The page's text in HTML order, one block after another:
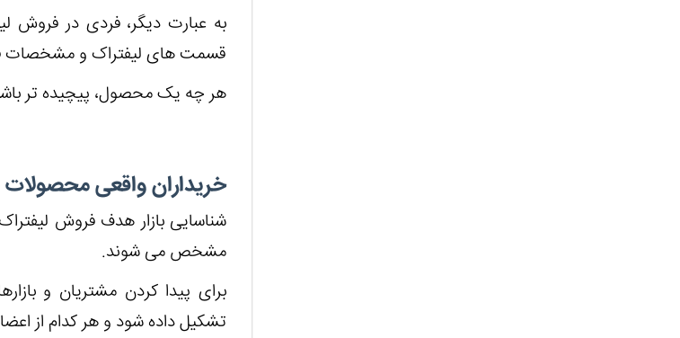
به عبارت دیگر، فردی در
قسمت های لیفتراک و مشخصات
هر چه یک محصول، پیچیده تر باشد،
خریداران واقعی
شناسایی بازار هدف فروش
مشخص می شوند.
برای پیدا کردن مشتریان و
تشکیل داده شود و هر کدام از